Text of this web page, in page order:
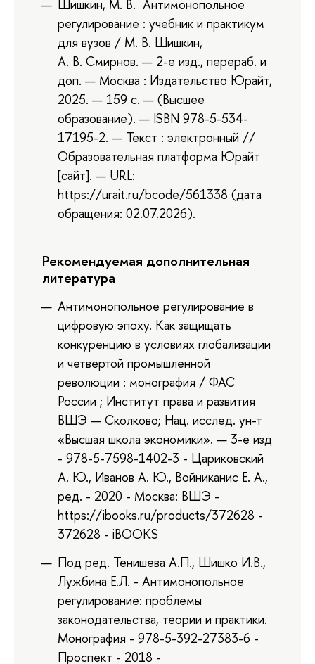
Шишкин, М. В. Антимонопольное
регулирование : учебник и практикум
для вузов / М. В. Шишкин,
А. В. Смирнов. — 2-е изд., перераб. и
доп. — Москва : Издательство Юрайт,
2025. — 159 с. — (Высшее
образование). — ISBN 978-5-534-
17195-2. — Текст : электронный //
Образовательная платформа Юрайт
[сайт]. — URL:
https://urait.ru/bcode/561338 (дата
обращения: 02.07.2026).
Рекомендуемая дополнительная
литература
Антимонопольное регулирование в
цифровую эпоху. Как защищать
конкуренцию в условиях глобализации
и четвертой промышленной
революции : монография / ФАС
России ; Институт права и развития
ВШЭ — Сколково; Нац. исслед. ун-т
«Высшая школа экономики». — 3-е изд
- 978-5-7598-1402-3 - Цариковский
А. Ю., Иванов А. Ю., Войниканис Е. А.,
ред. - 2020 - Москва: ВШЭ -
https://ibooks.ru/products/372628 -
372628 - iBOOKS
Под ред. Тенишева А.П., Шишко И.В.,
Лужбина Е.Л. - Антимонопольное
регулирование: проблемы
законодательства, теории и практики.
Монография - 978-5-392-27383-6 -
Проспект - 2018 -